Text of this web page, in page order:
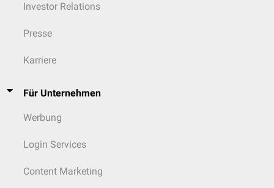
Investor Relations
Presse
Karriere
Für Unternehmen
Werbung
Login Services
Content Marketing